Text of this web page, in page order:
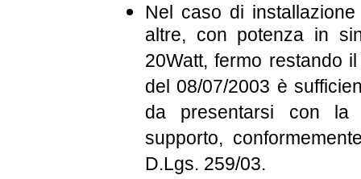
Nel caso di
altre, con potenza in
20Watt, fermo restando
del 08/07/2003 è
da presentarsi con la
supporto,
D.Lgs. 259/03.